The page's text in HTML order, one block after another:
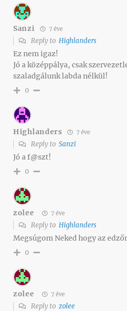
Sanzi 7 éve
Reply to Highlanders
Ez nem igaz!
Jó a középpálya, csak
szaladgálunk labda nélkül!
0
Highlanders 7 éve
Reply to Sanzi
Jó a f@szt!
0
zolee 7 éve
Reply to Highlanders
Megsúgom Neked hogy az
0
zolee 7 éve
Reply to zolee